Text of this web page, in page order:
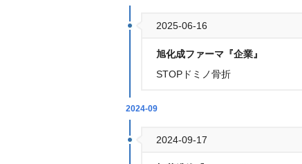
2025-06-16
旭化成ファーマ『企業』
STOPドミノ骨折
2024-09
2024-09-17